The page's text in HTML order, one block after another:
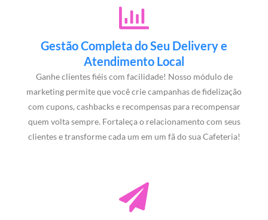
Gestão Completa do Seu Delivery e
Atendimento Local
Ganhe clientes fiéis com facilidade! Nosso módulo de
marketing permite que você crie campanhas de fidelização
com cupons, cashbacks e recompensas para recompensar
quem volta sempre. Fortaleça o relacionamento com seus
clientes e transforme cada um em um fã do sua Cafeteria!